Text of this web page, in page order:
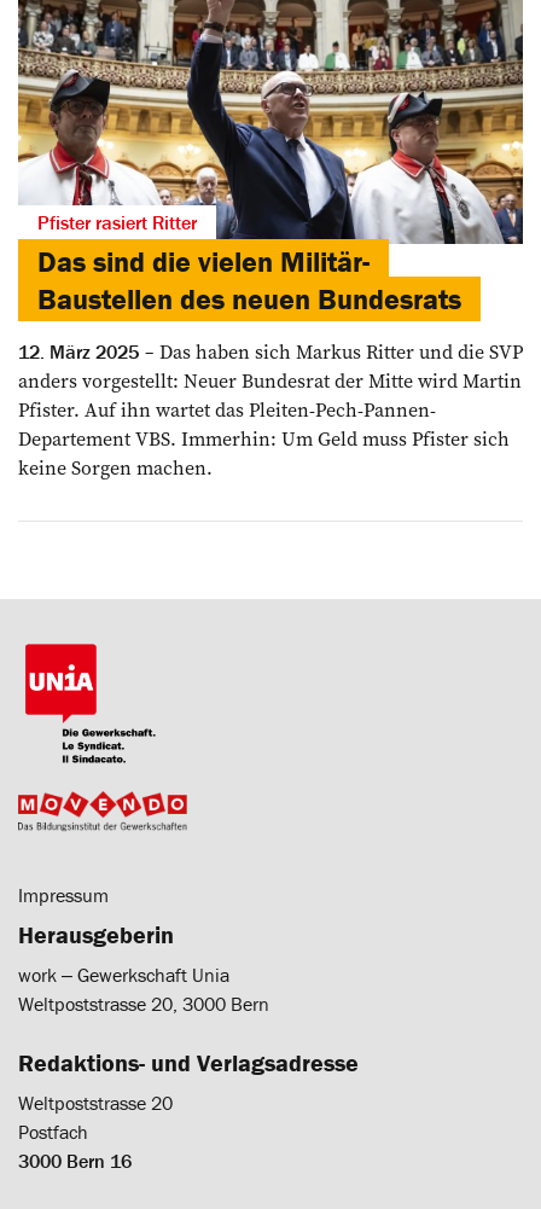
Pfister rasiert Ritter
Das sind die vielen Militär-
Baustellen des neuen Bundesrats
12. März 2025
Das haben sich Markus Ritter und die SVP
anders vorgestellt: Neuer Bundesrat der Mitte wird Martin
Pfister. Auf ihn wartet das Pleiten-Pech-Pannen-
Departement VBS. Immerhin: Um Geld muss Pfister sich
keine Sorgen machen.
Impressum
Herausgeberin
work ‒ Gewerkschaft Unia
Weltpoststrasse 20, 3000 Bern
Redaktions- und Verlagsadresse
Weltpoststrasse 20
Postfach
3000 Bern 16